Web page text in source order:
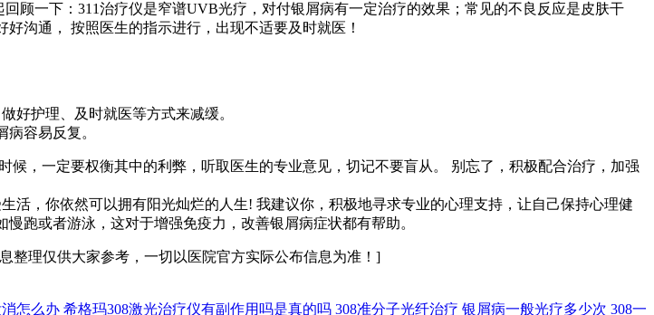
顾一下：311治疗仪是窄谱UVB光疗，对付银屑病有一定治疗的效果；常见的不良反应是皮肤干
沟通， 按照医生的指示进行，出现不适要及时就医！
好护理、及时就医等方式来减缓。
容易反复。
，一定要权衡其中的利弊，听取医生的专业意见，切记不要盲从。 别忘了，积极配合治疗，加强
，你依然可以拥有阳光灿烂的人生! 我建议你，积极地寻求专业的心理支持，让自己保持心理健
跑或者游泳，这对于增强免疫力，改善银屑病症状都有帮助。
整理仅供大家参考，一切以医院官方实际公布信息为准！]
怎么办 希格玛308激光治疗仪有副作用吗是真的吗 308准分子光纤治疗 银屑病一般光疗多少次 308一